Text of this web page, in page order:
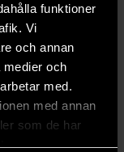
funktioner
Vi
och annan
medier och
med.
med annan
som de har